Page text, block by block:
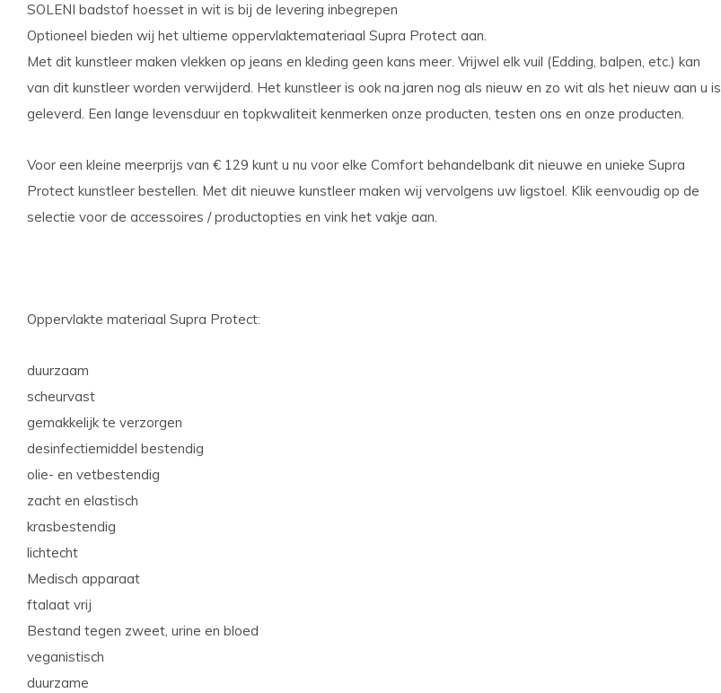
SOLENI badstof hoesset in wit is bij de levering inbegrepen
Optioneel bieden wij het ultieme oppervlaktemateriaal Supra Protect aan.
Met dit kunstleer maken vlekken op jeans en kleding geen kans meer. Vrijwel elk vuil (Edding, balpen, etc.) kan
van dit kunstleer worden verwijderd. Het kunstleer is ook na jaren nog als nieuw en zo wit als het nieuw aan u is
geleverd. Een lange levensduur en topkwaliteit kenmerken onze producten, testen ons en onze producten.
Voor een kleine meerprijs van € 129 kunt u nu voor elke Comfort behandelbank dit nieuwe en unieke Supra
Protect kunstleer bestellen. Met dit nieuwe kunstleer maken wij vervolgens uw ligstoel. Klik eenvoudig op de
selectie voor de accessoires / productopties en vink het vakje aan.
Oppervlakte materiaal Supra Protect:
duurzaam
scheurvast
gemakkelijk te verzorgen
desinfectiemiddel bestendig
olie- en vetbestendig
zacht en elastisch
krasbestendig
lichtecht
Medisch apparaat
ftalaat vrij
Bestand tegen zweet, urine en bloed
veganistisch
duurzame